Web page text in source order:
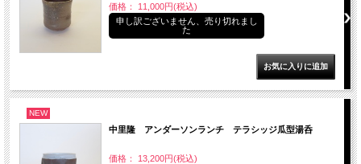
価格： 11,000円(税込)
申し訳ございません、売り切れまし
た
NEW
中里隆 アンダーソンランチ テラシッジ瓜型湯呑
価格： 13,200円(税込)